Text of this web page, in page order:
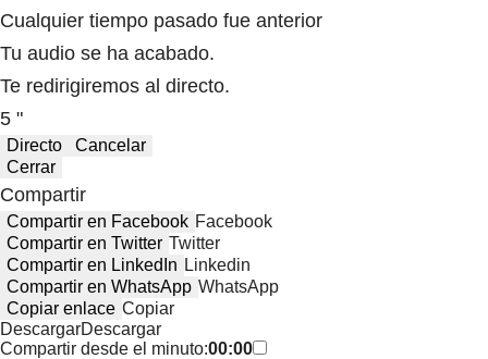
Cualquier tiempo pasado fue anterior
Tu audio se ha acabado.
Te redirigiremos al directo.
5 "
Directo
Cancelar
Cerrar
Compartir
Compartir en Facebook Facebook
Compartir en Twitter Twitter
Compartir en LinkedIn Linkedin
Compartir en WhatsApp WhatsApp
Copiar enlace Copiar
DescargarDescargar
Compartir desde el minuto:00:00